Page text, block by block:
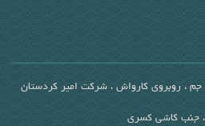
جم ، روبروی کارواش ، شرکت امیر کردستان
جنب کاشی کسری